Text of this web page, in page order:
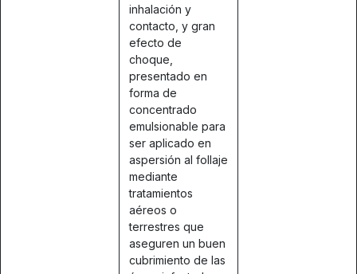
inhalación y
contacto, y gran
efecto de
choque,
presentado en
forma de
concentrado
emulsionable para
ser aplicado en
aspersión al follaje
mediante
tratamientos
aéreos o
terrestres que
aseguren un buen
cubrimiento de las